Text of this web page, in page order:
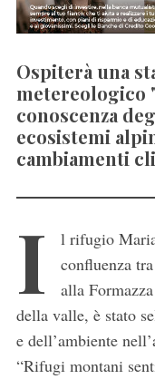
Ospiterà una
metereologico
conoscenza
ecosistemi
cambiamenti
I
l rifugio
confluenza
alla
della valle, è stato
e dell’ambiente
“Rifugi montani